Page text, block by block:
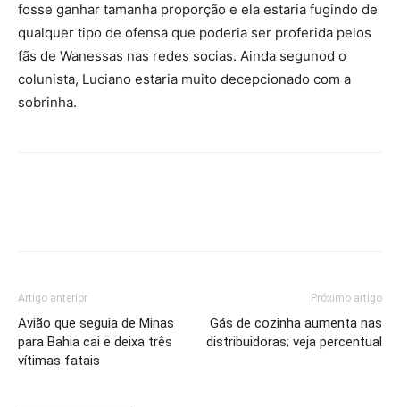
fosse ganhar tamanha proporção e ela estaria fugindo de
qualquer tipo de ofensa que poderia ser proferida pelos
fãs de Wanessas nas redes socias. Ainda segunod o
colunista, Luciano estaria muito decepcionado com a
sobrinha.
Artigo anterior
Avião que seguia de Minas
para Bahia cai e deixa três
vítimas fatais
Próximo artigo
Gás de cozinha aumenta nas
distribuidoras; veja percentual